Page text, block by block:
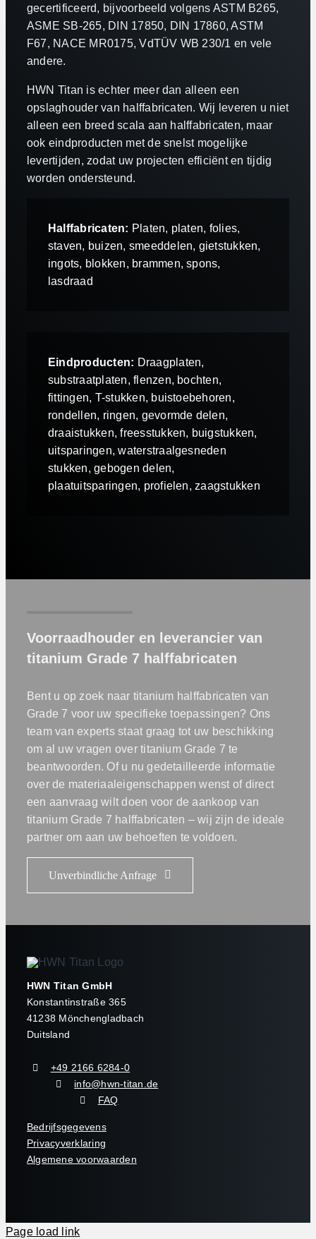
gecertificeerd, bijvoorbeeld volgens ASTM B265,
ASME SB-265, DIN 17850, DIN 17860, ASTM
F67, NACE MR0175, VdTÜV WB 230/1 en vele
andere.
HWN Titan is echter meer dan alleen een
opslaghouder van halffabricaten. Wij leveren u niet
alleen een breed scala aan halffabricaten, maar
ook eindproducten met de snelst mogelijke
levertijden, zodat uw projecten efficiënt en tijdig
worden ondersteund.
Halffabricaten: Platen, platen, folies,
staven, buizen, smeeddelen, gietstukken,
ingots, blokken, brammen, spons,
lasdraad
Eindproducten: Draagplaten,
substraatplaten, flenzen, bochten,
fittingen, T-stukken, buistoebehoren,
rondellen, ringen, gevormde delen,
draaistukken, freesstukken, buigstukken,
uitsparingen, waterstraalgesneden
stukken, gebogen delen,
plaatuitsparingen, profielen, zaagstukken
Voorraadhouder en leverancier van
titanium Grade 7 halffabricaten
Bent u op zoek naar titanium halffabricaten van
Grade 7 voor uw specifieke toepassingen? Ons
team van experts staat graag tot uw beschikking
om al uw vragen over titanium Grade 7 te
beantwoorden. Of u nu gedetailleerde informatie
over de materiaaleigenschappen wenst of direct
een aanvraag wilt doen voor de aankoop van
titanium Grade 7 halffabricaten – wij zijn de ideale
partner om aan uw behoeften te voldoen.
Unverbindliche Anfrage
HWN Titan GmbH
Konstantinstraße 365
41238 Mönchengladbach
Duitsland
+49 2166 6284-0
info@hwn-titan.de
FAQ
Bedrijfsgegevens
Privacyverklaring
Algemene voorwaarden
Page load link